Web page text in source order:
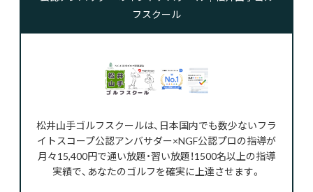
フスクール
松井山手ゴルフスクールは、日本国内でも数少ないフラ
イトスコープ公認アンバサダー×NGF公認プロの指導が
月々15,400円で通い放題・習い放題！1500名以上の指導
実績で、あなたのゴルフを確実に上達させます。